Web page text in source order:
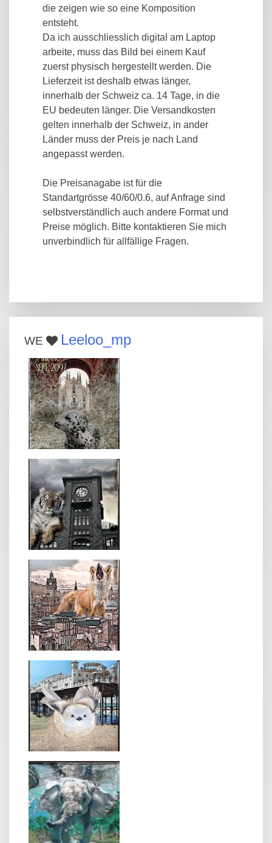
die zeigen wie so eine Komposition
entsteht.
Da ich ausschliesslich digital am Laptop
arbeite, muss das Bild bei einem Kauf
zuerst physisch hergestellt werden. Die
Lieferzeit ist deshalb etwas länger,
innerhalb der Schweiz ca. 14 Tage, in die
EU bedeuten länger. Die Versandkosten
gelten innerhalb der Schweiz, in ander
Länder muss der Preis je nach Land
angepasst werden.
Die Preisanagabe ist für die
Standartgrösse 40/60/0.6, auf Anfrage sind
selbstverständlich auch andere Format und
Preise möglich. Bitte kontaktieren Sie mich
unverbindlich für allfällige Fragen.
WE Leeloo_mp